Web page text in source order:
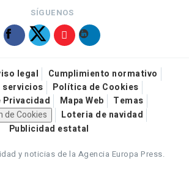
SÍGUENOS
legal
Cumplimiento normativo
servicios
Política de Cookies
Mapa Web
Temas
de Cookies
Loteria de navidad
Publicidad estatal
y noticias de la Agencia Europa Press.